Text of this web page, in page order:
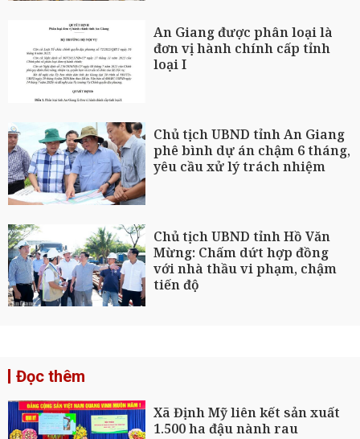
An Giang được phân loại là
đơn vị hành chính cấp tỉnh
loại I
Chủ tịch UBND tỉnh An Giang
phê bình dự án chậm 6 tháng,
yêu cầu xử lý trách nhiệm
Chủ tịch UBND tỉnh Hồ Văn
Mừng: Chấm dứt hợp đồng
với nhà thầu vi phạm, chậm
tiến độ
Đọc thêm
Xã Định Mỹ liên kết sản xuất
1.500 ha đậu nành rau